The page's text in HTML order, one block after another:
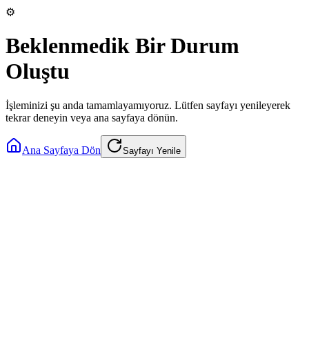
⚙️
Beklenmedik Bir Durum
Oluştu
İşleminizi şu anda tamamlayamıyoruz. Lütfen sayfayı yenileyerek
tekrar deneyin veya ana sayfaya dönün.
Ana Sayfaya Dön Sayfayı Yenile